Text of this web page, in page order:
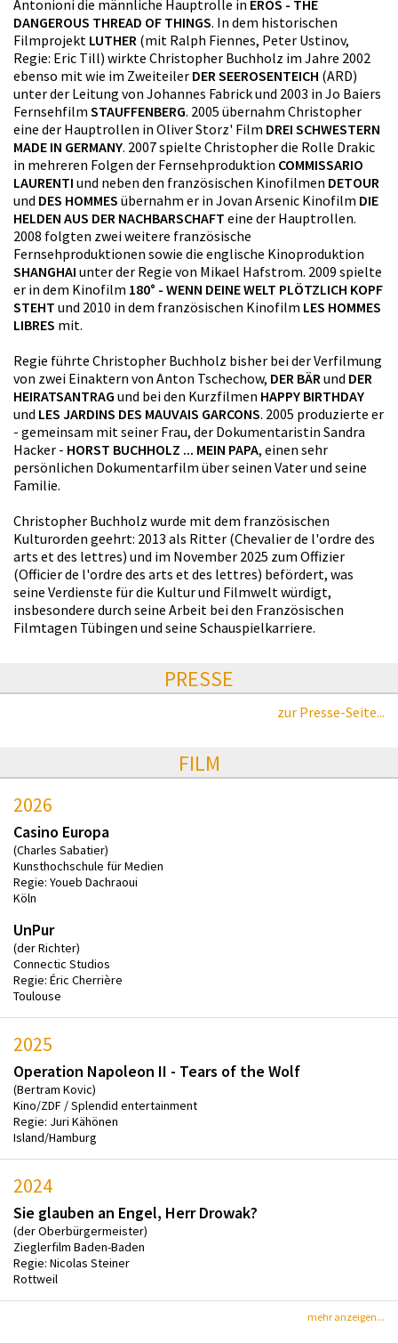
Antonioni die männliche Hauptrolle in EROS - THE
DANGEROUS THREAD OF THINGS. In dem historischen
Filmprojekt LUTHER (mit Ralph Fiennes, Peter Ustinov,
Regie: Eric Till) wirkte Christopher Buchholz im Jahre 2002
ebenso mit wie im Zweiteiler DER SEEROSENTEICH (ARD)
unter der Leitung von Johannes Fabrick und 2003 in Jo Baiers
Fernsehfilm STAUFFENBERG. 2005 übernahm Christopher
eine der Hauptrollen in Oliver Storz' Film DREI SCHWESTERN
MADE IN GERMANY. 2007 spielte Christopher die Rolle Drakic
in mehreren Folgen der Fernsehproduktion COMMISSARIO
LAURENTI und neben den französischen Kinofilmen DETOUR
und DES HOMMES übernahm er in Jovan Arsenic Kinofilm DIE
HELDEN AUS DER NACHBARSCHAFT eine der Hauptrollen.
2008 folgten zwei weitere französische
Fernsehproduktionen sowie die englische Kinoproduktion
SHANGHAI unter der Regie von Mikael Hafstrom. 2009 spielte
er in dem Kinofilm 180° - WENN DEINE WELT PLÖTZLICH KOPF
STEHT und 2010 in dem französischen Kinofilm LES HOMMES
LIBRES mit.
Regie führte Christopher Buchholz bisher bei der Verfilmung
von zwei Einaktern von Anton Tschechow, DER BÄR und DER
HEIRATSANTRAG und bei den Kurzfilmen HAPPY BIRTHDAY
und LES JARDINS DES MAUVAIS GARCONS. 2005 produzierte er
- gemeinsam mit seiner Frau, der Dokumentaristin Sandra
Hacker - HORST BUCHHOLZ ... MEIN PAPA, einen sehr
persönlichen Dokumentarfilm über seinen Vater und seine
Familie.
Christopher Buchholz wurde mit dem französischen
Kulturorden geehrt: 2013 als Ritter (Chevalier de l'ordre des
arts et des lettres) und im November 2025 zum Offizier
(Officier de l'ordre des arts et des lettres) befördert, was
seine Verdienste für die Kultur und Filmwelt würdigt,
insbesondere durch seine Arbeit bei den Französischen
Filmtagen Tübingen und seine Schauspielkarriere.
PRESSE
zur Presse-Seite...
FILM
2026
Casino Europa
(Charles Sabatier)
Kunsthochschule für Medien
Regie: Youeb Dachraoui
Köln
UnPur
(der Richter)
Connectic Studios
Regie: Éric Cherrière
Toulouse
2025
Operation Napoleon II - Tears of the Wolf
(Bertram Kovic)
Kino/ZDF / Splendid entertainment
Regie: Juri Kähönen
Island/Hamburg
2024
Sie glauben an Engel, Herr Drowak?
(der Oberbürgermeister)
Zieglerfilm Baden-Baden
Regie: Nicolas Steiner
Rottweil
mehr anzeigen...